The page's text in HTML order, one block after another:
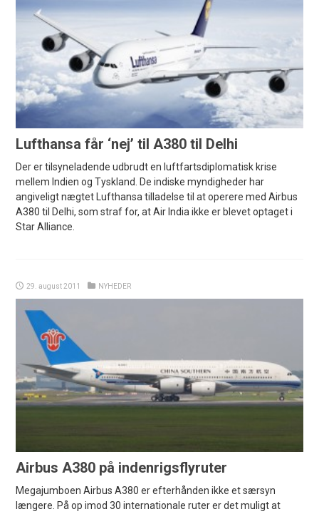
Lufthansa får ‘nej’ til A380 til Delhi
Der er tilsyneladende udbrudt en luftfartsdiplomatisk krise
mellem Indien og Tyskland. De indiske myndigheder har
angiveligt nægtet Lufthansa tilladelse til at operere med Airbus
A380 til Delhi, som straf for, at Air India ikke er blevet optaget i
Star Alliance.
29. august 2011 NYHEDER
Airbus A380 på indenrigsflyruter
Megajumboen Airbus A380 er efterhånden ikke et særsyn
længere. På op imod 30 internationale ruter er det muligt at